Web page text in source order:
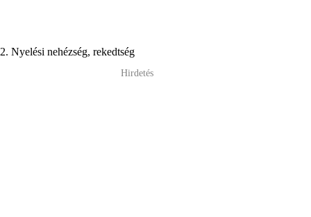
2. Nyelési nehézség, rekedtség
Hirdetés